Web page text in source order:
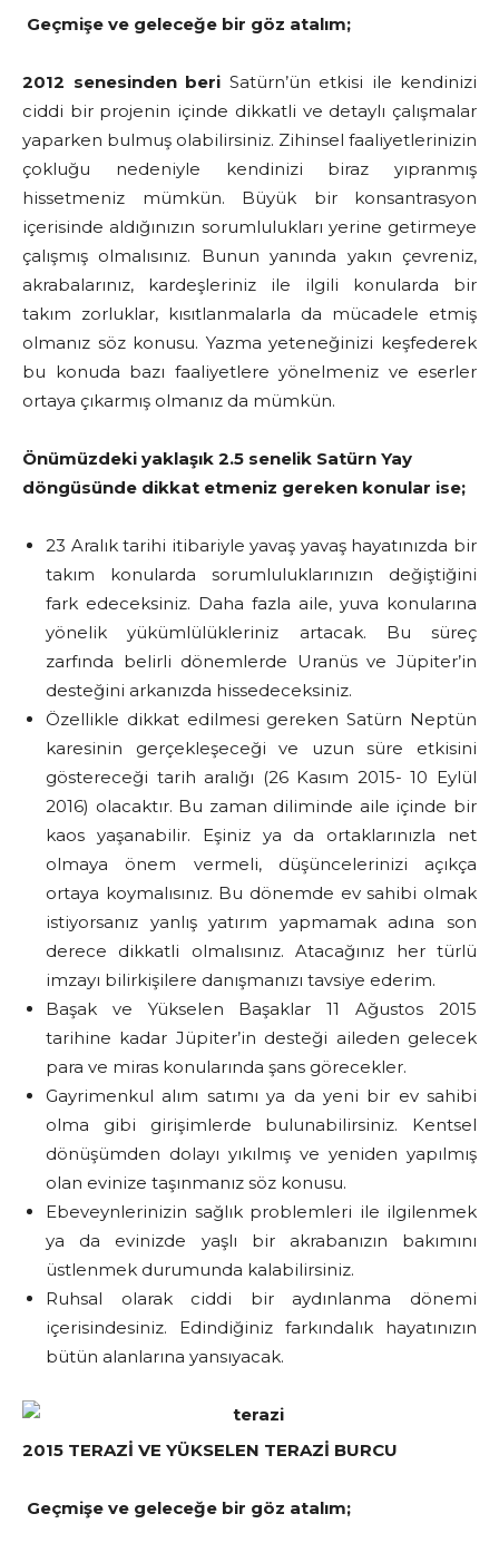
Geçmişe ve geleceğe bir göz atalım;
2012 senesinden beri Satürn’ün etkisi ile kendinizi
ciddi bir projenin içinde dikkatli ve detaylı çalışmalar
yaparken bulmuş olabilirsiniz. Zihinsel faaliyetlerinizin
çokluğu nedeniyle kendinizi biraz yıpranmış
hissetmeniz mümkün. Büyük bir konsantrasyon
içerisinde aldığınızın sorumlulukları yerine getirmeye
çalışmış olmalısınız. Bunun yanında yakın çevreniz,
akrabalarınız, kardeşleriniz ile ilgili konularda bir
takım zorluklar, kısıtlanmalarla da mücadele etmiş
olmanız söz konusu. Yazma yeteneğinizi keşfederek
bu konuda bazı faaliyetlere yönelmeniz ve eserler
ortaya çıkarmış olmanız da mümkün.
Önümüzdeki yaklaşık 2.5 senelik Satürn Yay
döngüsünde dikkat etmeniz gereken konular ise;
23 Aralık tarihi itibariyle yavaş yavaş hayatınızda bir
takım konularda sorumluluklarınızın değiştiğini
fark edeceksiniz. Daha fazla aile, yuva konularına
yönelik yükümlülükleriniz artacak. Bu süreç
zarfında belirli dönemlerde Uranüs ve Jüpiter’in
desteğini arkanızda hissedeceksiniz.
Özellikle dikkat edilmesi gereken Satürn Neptün
karesinin gerçekleşeceği ve uzun süre etkisini
göstereceği tarih aralığı (26 Kasım 2015- 10 Eylül
2016) olacaktır. Bu zaman diliminde aile içinde bir
kaos yaşanabilir. Eşiniz ya da ortaklarınızla net
olmaya önem vermeli, düşüncelerinizi açıkça
ortaya koymalısınız. Bu dönemde ev sahibi olmak
istiyorsanız yanlış yatırım yapmamak adına son
derece dikkatli olmalısınız. Atacağınız her türlü
imzayı bilirkişilere danışmanızı tavsiye ederim.
Başak ve Yükselen Başaklar 11 Ağustos 2015
tarihine kadar Jüpiter’in desteği aileden gelecek
para ve miras konularında şans görecekler.
Gayrimenkul alım satımı ya da yeni bir ev sahibi
olma gibi girişimlerde bulunabilirsiniz. Kentsel
dönüşümden dolayı yıkılmış ve yeniden yapılmış
olan evinize taşınmanız söz konusu.
Ebeveynlerinizin sağlık problemleri ile ilgilenmek
ya da evinizde yaşlı bir akrabanızın bakımını
üstlenmek durumunda kalabilirsiniz.
Ruhsal olarak ciddi bir aydınlanma dönemi
içerisindesiniz. Edindiğiniz farkındalık hayatınızın
bütün alanlarına yansıyacak.
2015 TERAZİ VE YÜKSELEN TERAZİ BURCU
Geçmişe ve geleceğe bir göz atalım;